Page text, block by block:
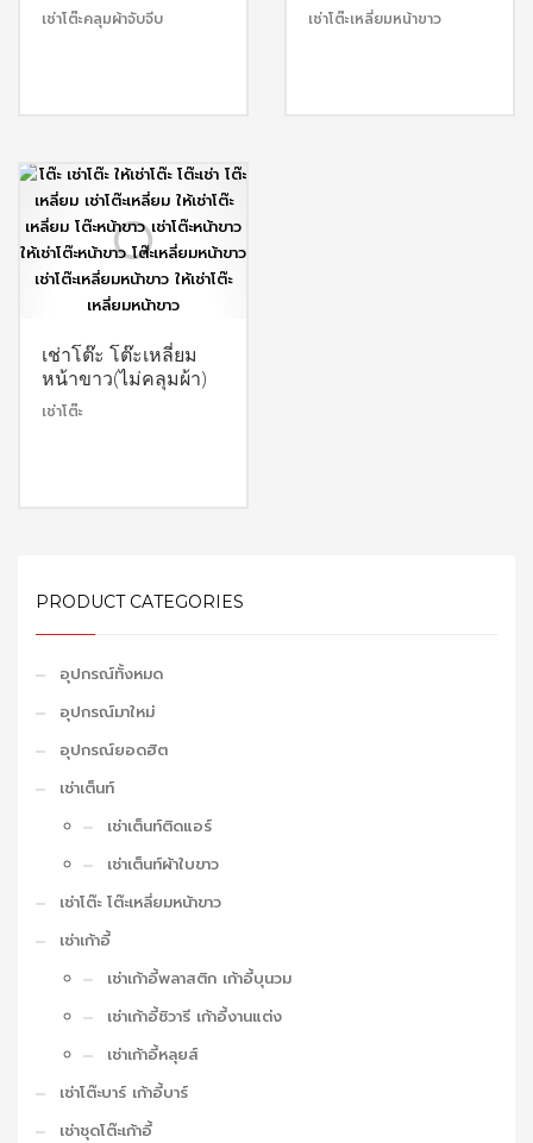
เช่าโต๊ะคลุมผ้าจับจีบ เช่าโต๊ะเหลี่ยมหน้าขาว
เช่าโต๊ะ โต๊ะเหลี่ยม
หน้าขาว(ไม่คลุมผ้า)
เช่าโต๊ะ
PRODUCT CATEGORIES
อุปกรณ์ทั้งหมด
อุปกรณ์มาใหม่
อุปกรณ์ยอดฮิต
เช่าเต็นท์
เช่าเต็นท์ติดแอร์
เช่าเต็นท์ผ้าใบขาว
เช่าโต๊ะ โต๊ะเหลี่ยมหน้าขาว
เช่าเก้าอี้
เช่าเก้าอี้พลาสติก เก้าอี้บุนวม
เช่าเก้าอี้ชิวารี เก้าอี้งานแต่ง
เช่าเก้าอี้หลุยส์
เช่าโต๊ะบาร์ เก้าอี้บาร์
เช่าชุดโต๊ะเก้าอี้